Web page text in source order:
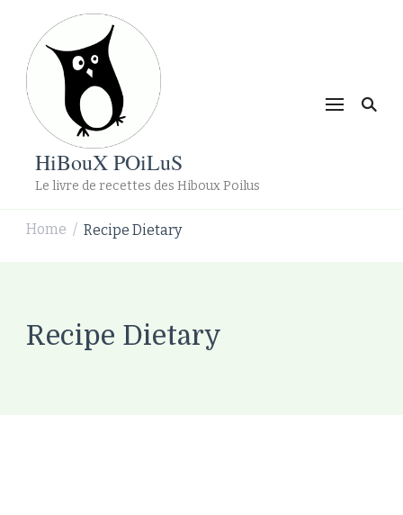
HiBouX POiLuS
Le livre de recettes des Hiboux Poilus
Home / Recipe Dietary
Recipe Dietary